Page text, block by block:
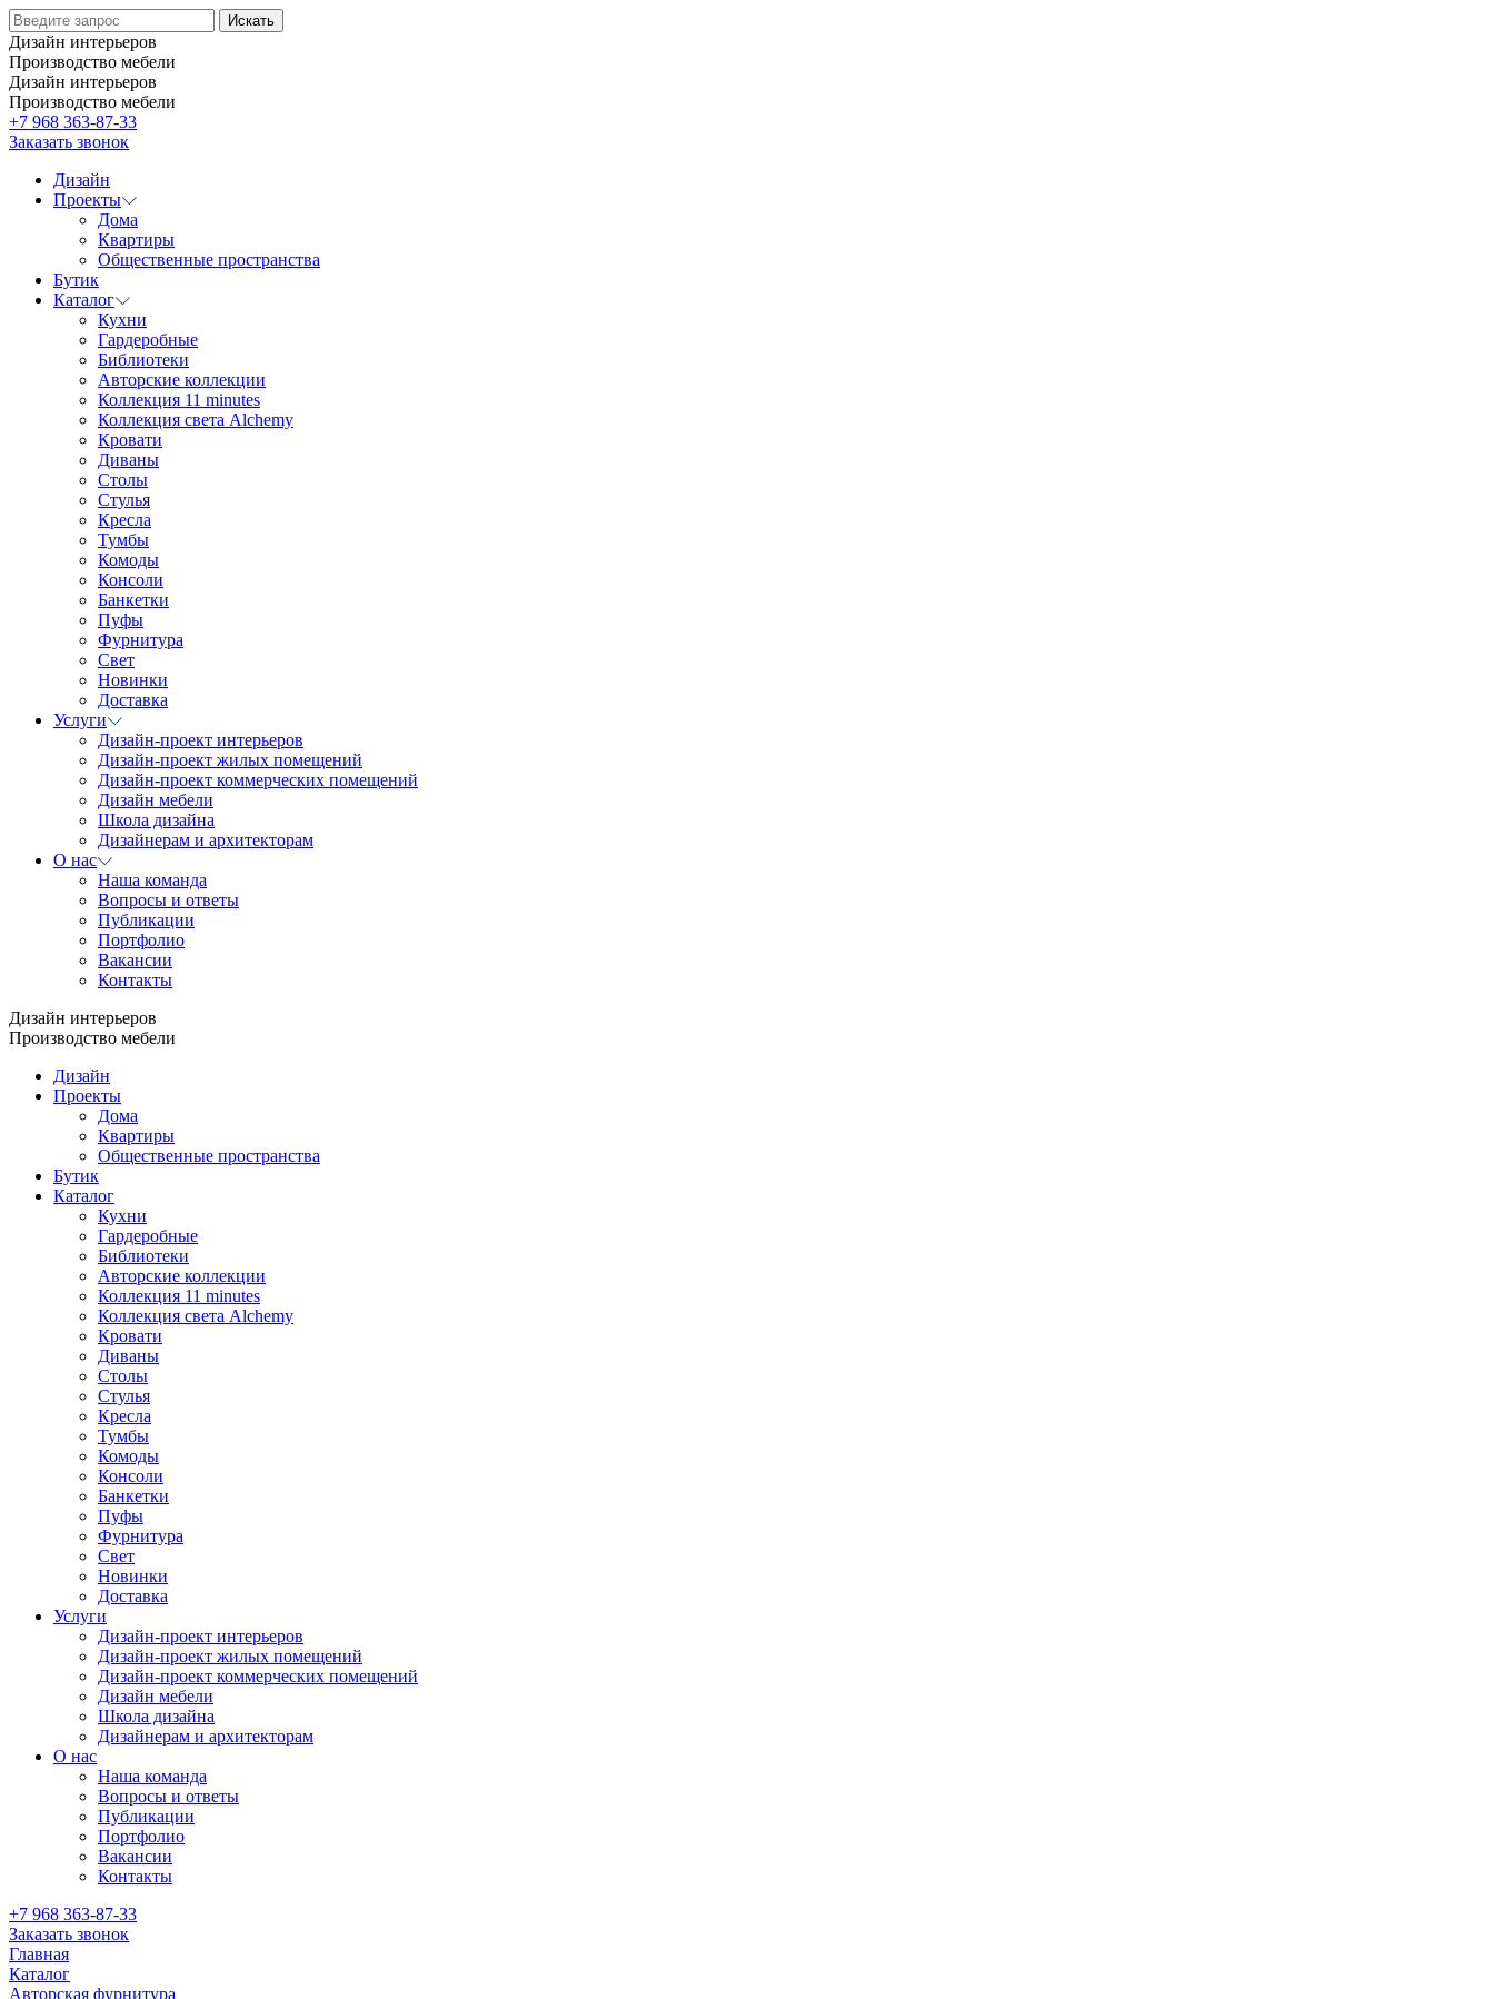
Дизайн интерьеров
Производство мебели
Дизайн интерьеров
Производство мебели
+7 968 363-87-33
Заказать звонок
Дизайн
Проекты
Дома
Квартиры
Общественные пространства
Бутик
Каталог
Кухни
Гардеробные
Библиотеки
Авторские коллекции
Коллекция 11 minutes
Коллекция света Alchemy
Кровати
Диваны
Столы
Стулья
Кресла
Тумбы
Комоды
Консоли
Банкетки
Пуфы
Фурнитура
Свет
Новинки
Доставка
Услуги
Дизайн-проект интерьеров
Дизайн-проект жилых помещений
Дизайн-проект коммерческих помещений
Дизайн мебели
Школа дизайна
Дизайнерам и архитекторам
О нас
Наша команда
Вопросы и ответы
Публикации
Портфолио
Вакансии
Контакты
Дизайн интерьеров
Производство мебели
Дизайн
Проекты
Дома
Квартиры
Общественные пространства
Бутик
Каталог
Кухни
Гардеробные
Библиотеки
Авторские коллекции
Коллекция 11 minutes
Коллекция света Alchemy
Кровати
Диваны
Столы
Стулья
Кресла
Тумбы
Комоды
Консоли
Банкетки
Пуфы
Фурнитура
Свет
Новинки
Доставка
Услуги
Дизайн-проект интерьеров
Дизайн-проект жилых помещений
Дизайн-проект коммерческих помещений
Дизайн мебели
Школа дизайна
Дизайнерам и архитекторам
О нас
Наша команда
Вопросы и ответы
Публикации
Портфолио
Вакансии
Контакты
+7 968 363-87-33
Заказать звонок
Главная
Каталог
Авторская фурнитура